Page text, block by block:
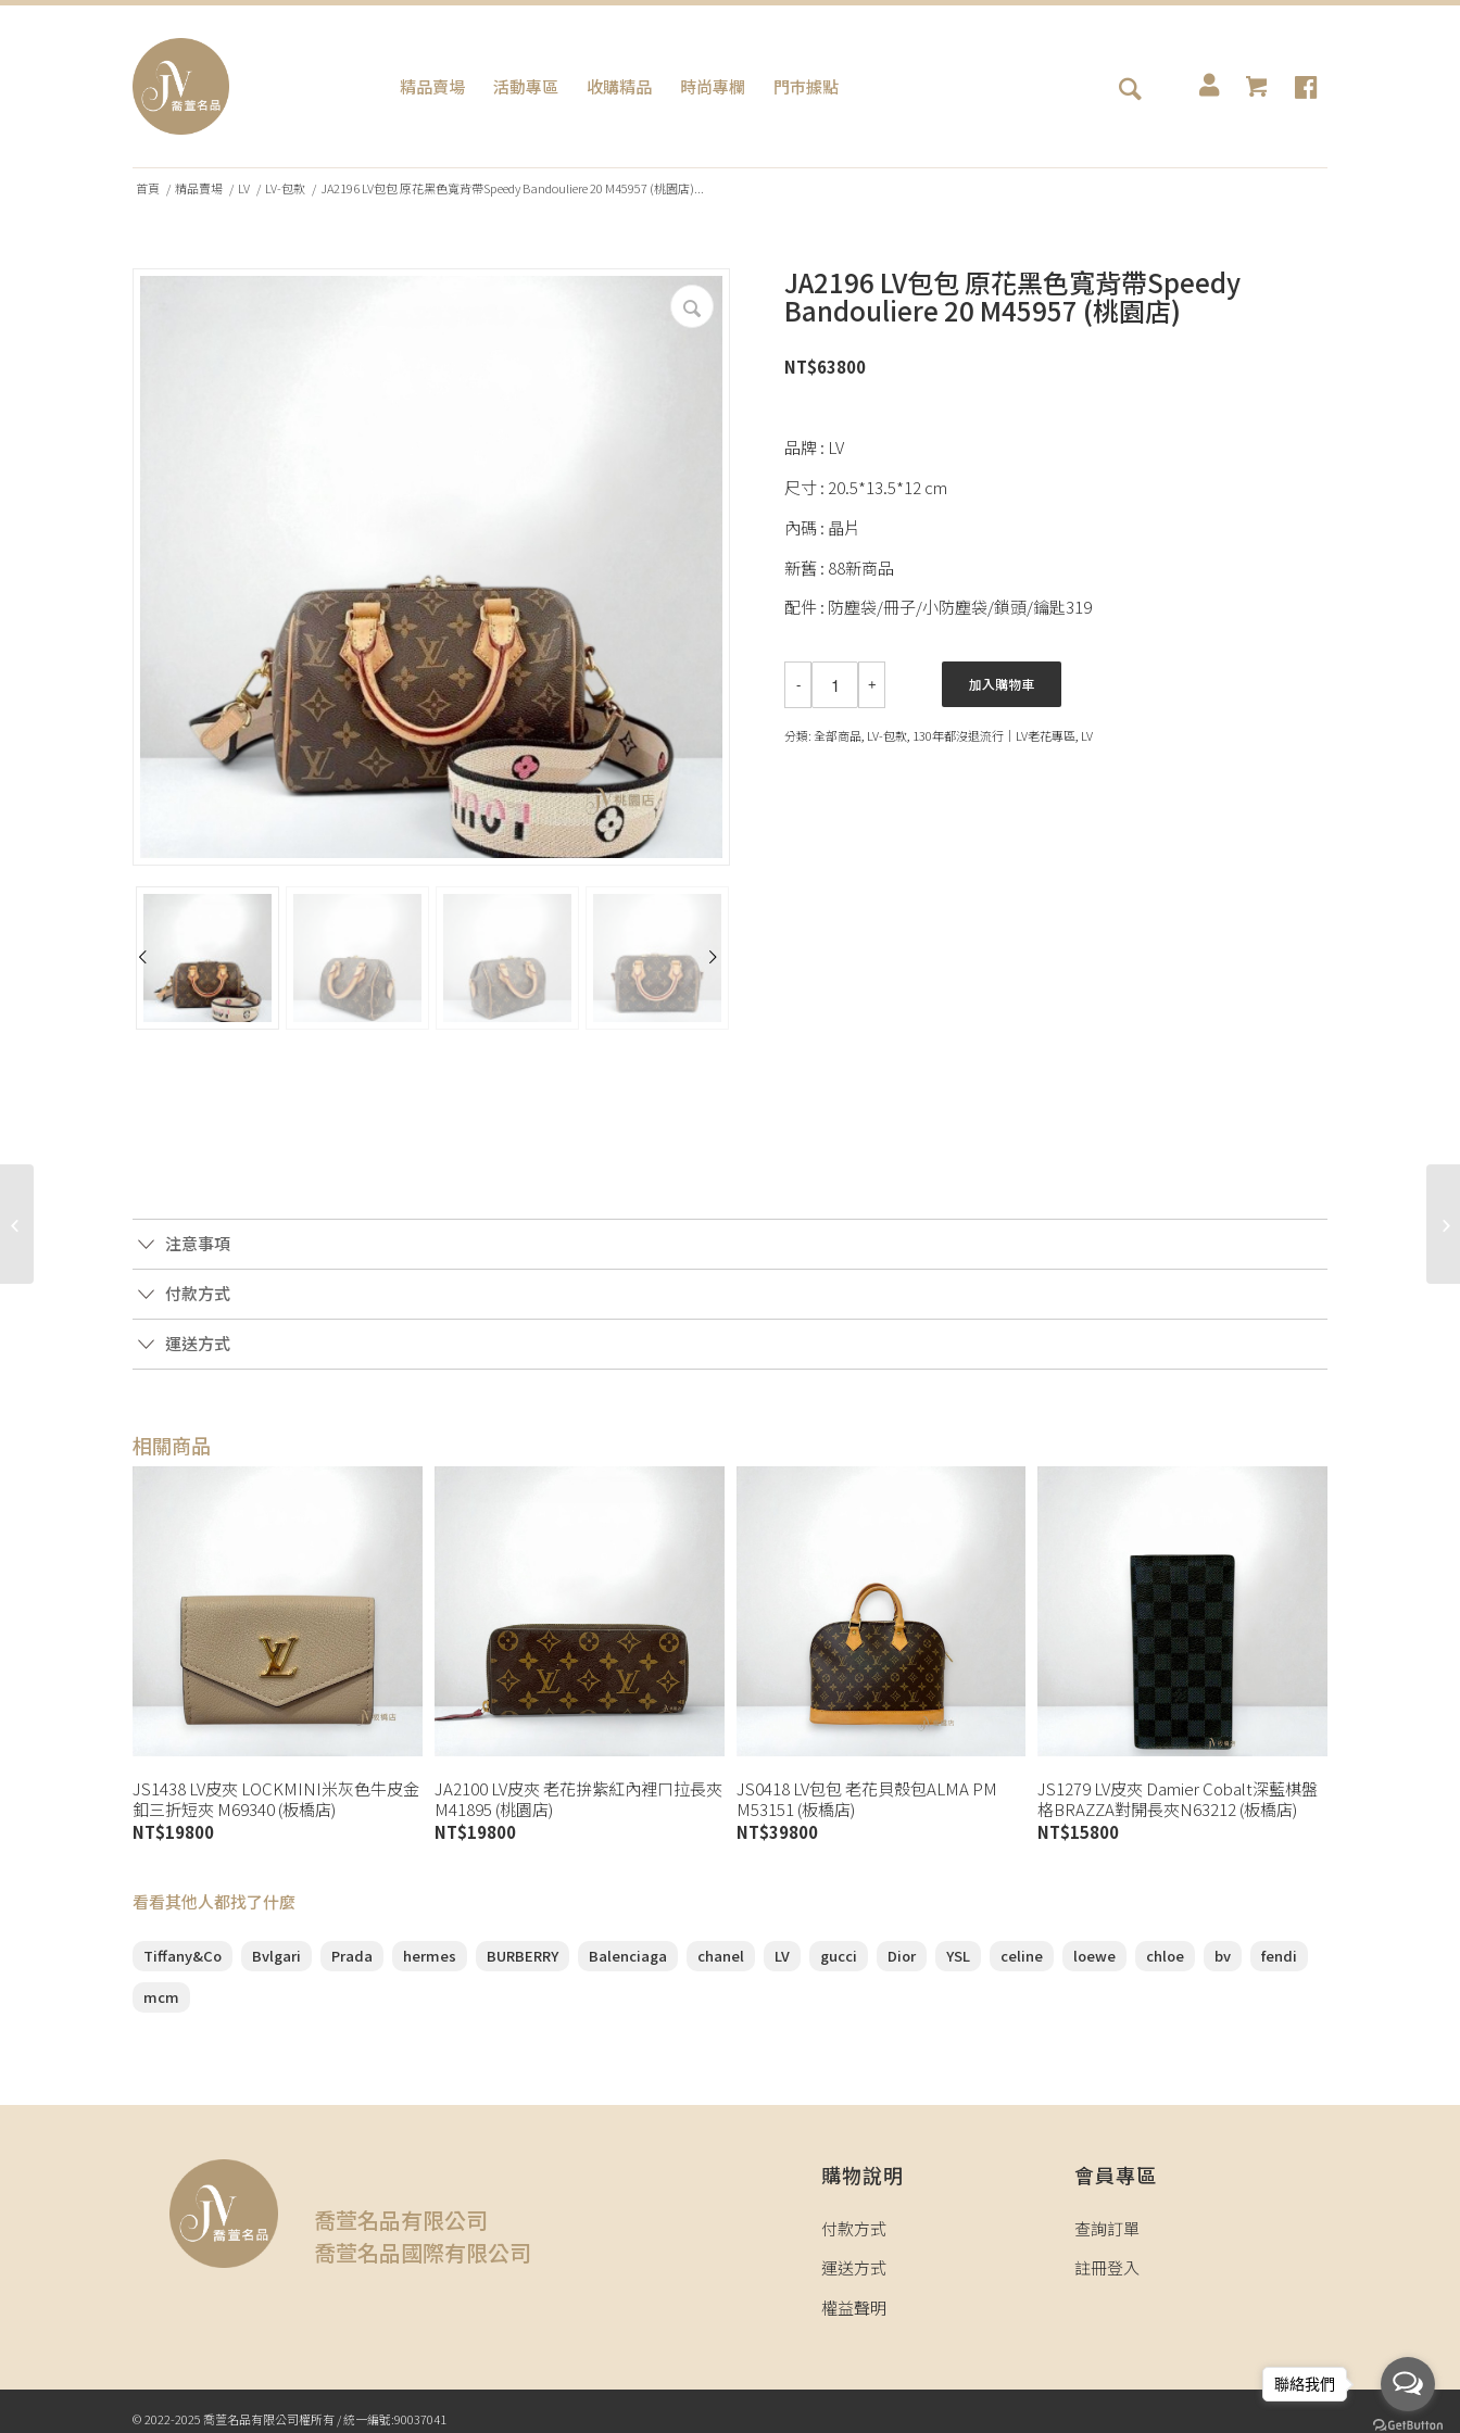
精品賣場 活動專區 收購精品 時尚專欄 門巿據點
首頁 / 精品賣場 / LV / LV-包款 / JA2196 LV包包 原花黑色寬背帶Speedy Bandouliere 20 M45957 (桃園店)...
JA2196 LV包包 原花黑色寬背帶Speedy
Bandouliere 20 M45957 (桃園店)
NT$63800
品牌 : LV
尺寸 : 20.5*13.5*12 cm
內碼 : 晶片
新舊 : 88新商品
配件 : 防塵袋/冊子/小防塵袋/鎖頭/鑰匙319
加入購物車
分類:全部商品 LV-包款 130年都沒退流行｜LV老花專區 LV
注意事項
付款方式
運送方式
相關商品
JS1438 LV皮夾 LOCKMINI米灰色牛皮金
釦三折短夾 M69340 (板橋店)
NT$19800
JA2100 LV皮夾 老花拚紫紅內裡ㄇ拉長夾
M41895 (桃園店)
NT$19800
JS0418 LV包包 老花貝殼包ALMA PM
M53151 (板橋店)
NT$39800
JS1279 LV皮夾 Damier Cobalt深藍棋盤
格BRAZZA對開長夾N63212 (板橋店)
NT$15800
看看其他人都找了什麼
Tiffany&Co Bvlgari Prada hermes BURBERRY Balenciaga chanel LV gucci Dior YSL celine loewe chloe bv
fendi
mcm
喬萱名品有限公司
喬萱名品國際有限公司
購物說明
付款方式
運送方式
權益聲明
會員專區
查詢訂單
註冊登入
© 2022-2025 喬萱名品有限公司權所有 / 統一編號:90037041
89Noir黑色山羊皮Bearn
金釦H長夾 (桃園店)
聯絡我們